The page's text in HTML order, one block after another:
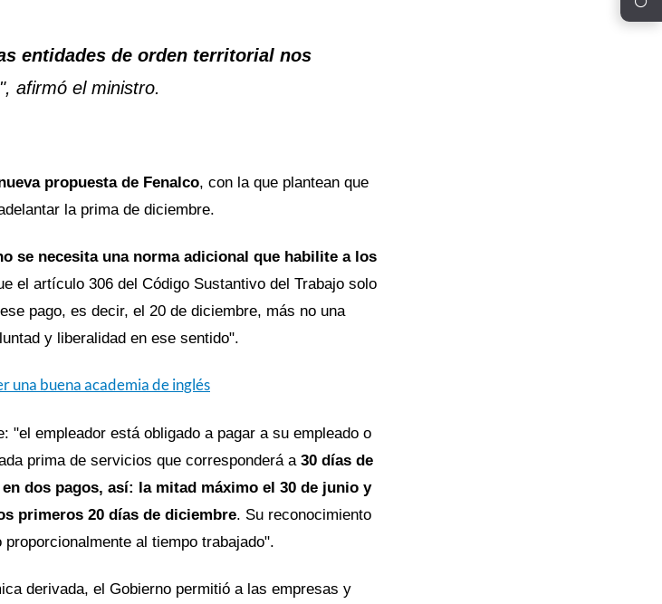
entidades de orden territorial nos
afirmó el ministro.
propuesta de Fenalco, con la que plantean que
la prima de diciembre.
se necesita una norma adicional que habilite a los
el artículo 306 del Código Sustantivo del Trabajo solo
pago, es decir, el 20 de diciembre, más no una
y liberalidad en ese sentido".
una buena academia de inglés
"el empleador está obligado a pagar a su empleado o
prima de servicios que corresponderá a 30 días de
dos pagos, así: la mitad máximo el 30 de junio y
primeros 20 días de diciembre. Su reconocimiento
al tiempo trabajado".
derivada, el Gobierno permitió a las empresas y